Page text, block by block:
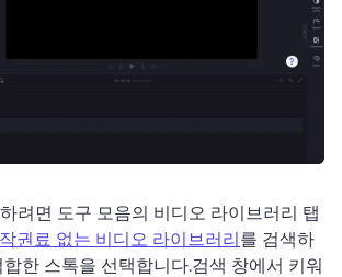
려면 도구 모음의 비디오 라이브러리 탭
권료 없는 비디오 라이브러리를 검색하
한 스톡을 선택합니다.검색 창에서 키워